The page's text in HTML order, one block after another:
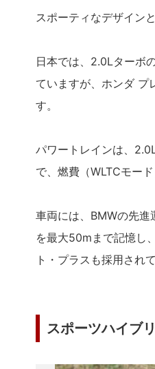
スポーティなデザイン
日本では、2.0Lターボ
ていますが、ホンダ プ
す。
パワートレインは、
で、燃費（WLTCモー
車両には、BMWの先
を最大50mまで記憶し
ト・プラスも採用され
スポーツハイブ